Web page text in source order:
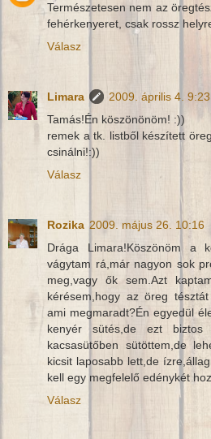
Természetesen nem az
fehérkenyeret, csak rossz
Válasz
Limara
2009. április 4. 9:23
Tamás!Én köszönönöm! :))
remek a tk. listből készített
csinálni!:))
Válasz
Rozika 2009. május 26. 10:16
Drága Limara!Köszönöm a
vágytam rá,már nagyon sok
meg,vagy ők sem.Azt
kérésem,hogy az öreg
ami megmaradt?Én egyedül
kenyér sütés,de ezt biztos
kacsasütőben sütöttem,de
kicsit laposabb lett,de
kell egy megfelelő edénykét
Válasz